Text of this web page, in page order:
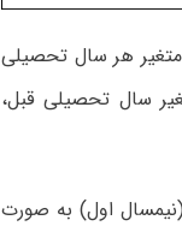
هر سال تحصیلی
به شهریه متغیر سال تحصیلی قبل،
اول) به صورت